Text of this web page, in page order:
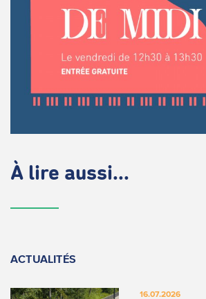
À lire aussi...
ACTUALITÉS
16.07.2026